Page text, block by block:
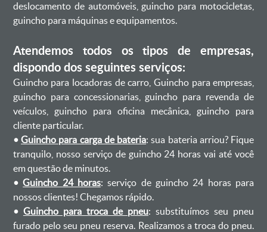
deslocamento de automóveis, guincho para motocicletas,
guincho para máquinas e equipamentos.
Atendemos todos os tipos de empresas,
dispondo dos seguintes serviços:
Guincho para locadoras de carro, Guincho para empresas,
guincho para concessionarias, guincho para revenda de
veículos, guincho para oficina mecânica, guincho para
cliente particular.
•Guincho para carga de bateria: sua bateria arriou? Fique
tranquilo, nosso serviço de guincho 24 horas vai até você
em questão de minutos.
•Guincho 24 horas: serviço de guincho 24 horas para
nossos clientes! Chegamos rápido.
• Guincho para troca de pneu: substituímos seu pneu
furado pelo seu pneu reserva. Realizamos a troca do pneu.